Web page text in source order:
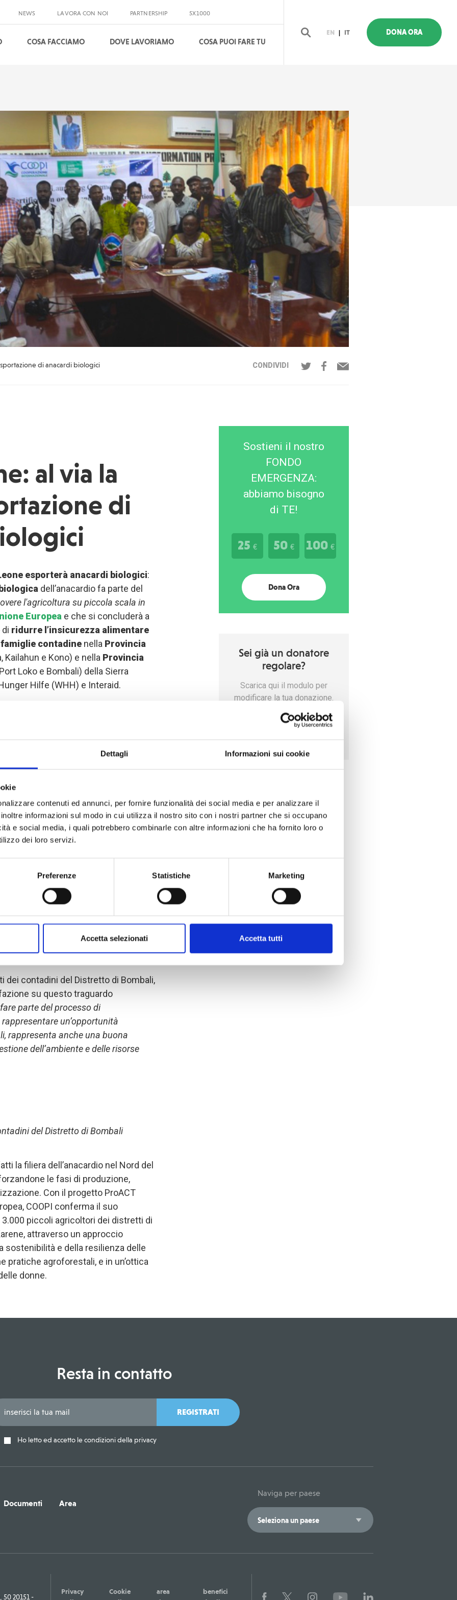
Dettagli Informazioni sui cookie
contenuti ed annunci, per fornire funzionalità dei social media e per analizzare il
informazioni sul modo in cui utilizza il nostro sito con i nostri partner che si occupano
e social media, i quali potrebbero combinarle con altre informazioni che ha fornito loro o
dei loro servizi.
Preferenze Statistiche Marketing
Accetta selezionati Accetta tutti
NEWS LAVORA CON NOI PARTNERSHIP 5X1000
COSA FACCIAMO DOVE LAVORIAMO COSA PUOI FARE TU
EN | IT DONA ORA
di anacardi biologici CONDIVIDI
al via la
di
esporterà anacardi biologici:
dell’anacardio fa parte del
l'agricoltura su piccola scala in
Europea e che si concluderà a
di ridurre l’insicurezza alimentare
contadinenella Provincia
e Kono) e nella Provincia
Loko e Bombali) della Sierra
Hilfe (WHH) e Interaid.
COOPI in Sierra Leone, commenta
certificazione dell’anacardio: “
altro importante passo per lo
e l’apertura al mercato
del progetto ad oggi,
è aumentata di 500 volte
incaricati delle ispezioni alle
l’applicazione delle
coltivazione biologica, e i primi
del certificatore entro la fine di
il processo di certificazione
dei contadini del Distretto di Bombali,
su questo traguardo
parte del processo di
un’opportunità
rappresenta anche una buona
dell’ambiente e delle risorse
del Distretto di Bombali
la filiera dell’anacardio nel Nord del
le fasi di produzione,
Con il progetto ProACT
COOPI conferma il suo
piccoli agricoltori dei distretti di
attraverso un approccio
sostenibilità e della resilienza delle
pratiche agroforestali, e in un’ottica
donne.
Sostieni il nostro
FONDO
EMERGENZA:
abbiamo bisogno
di TE!
25 € 50 € 100€
Dona Ora
Sei già un donatore
regolare?
Scarica qui il modulo per
modificare la tua donazione.
Scarica il modulo
Resta in contatto
REGISTRATI
Ho letto ed accetto le condizioni della privacy
Documenti
Area
Naviga per paese
20151 -
Privacy
Cookie
area
benefici